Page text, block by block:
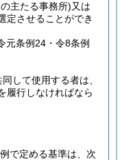
主たる事務所)又は
定させることができ
元条例24・令8条例
して使用する者は、
履行しなければなら
で定める基準は、次